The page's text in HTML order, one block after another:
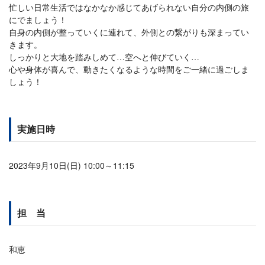
忙しい日常生活ではなかなか感じてあげられない自分の内側の旅
にでましょう！
自身の内側が整っていくに連れて、外側との繋がりも深まってい
きます。
しっかりと大地を踏みしめて…空へと伸びていく…
心や身体が喜んで、動きたくなるような時間をご一緒に過ごしま
しょう！
実施日時
2023年9月10日(日) 10:00～11:15
担 当
和恵